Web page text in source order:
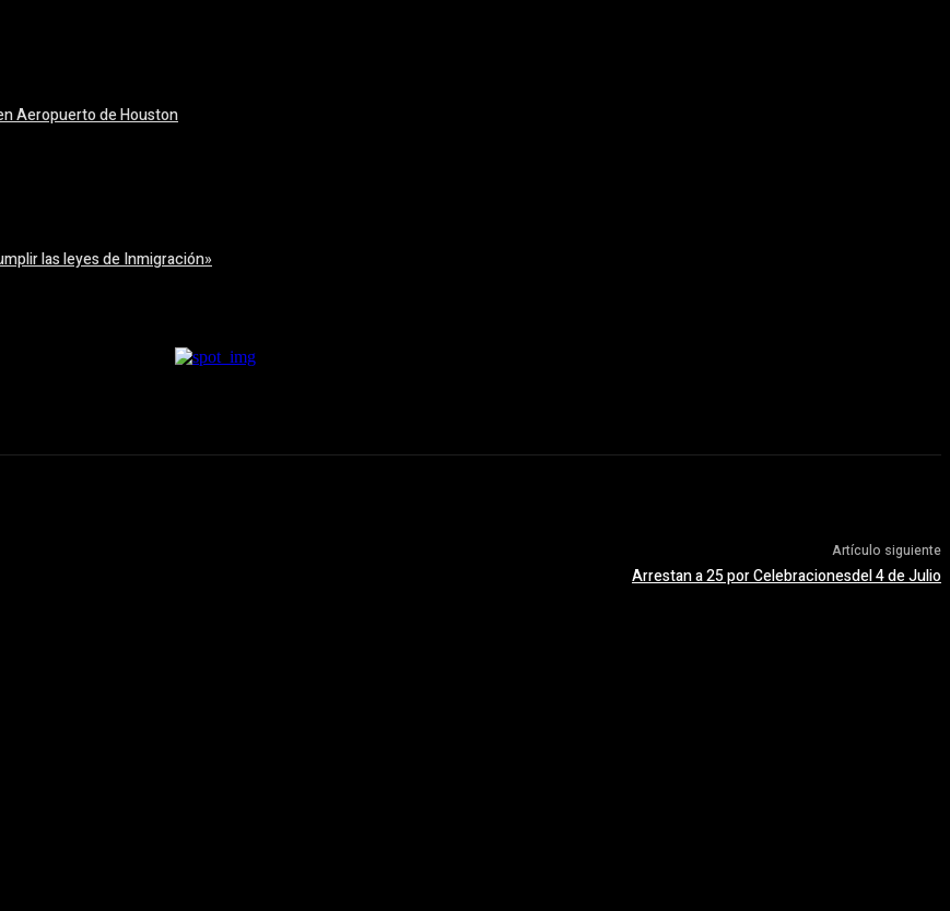
Aeropuerto de Houston
las leyes de Inmigración»
Artículo siguiente
Arrestan a 25 por Celebracionesdel 4 de Julio